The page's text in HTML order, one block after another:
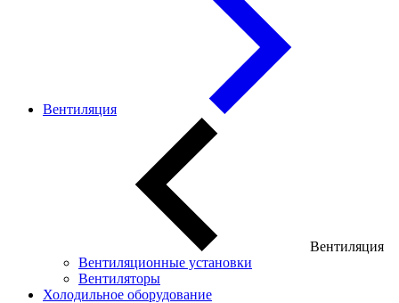
Вентиляция
Вентиляция
Вентиляционные установки
Вентиляторы
Холодильное оборудование